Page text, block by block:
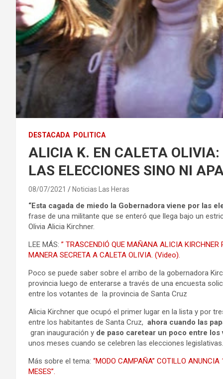
DESTACADA POLITICA
ALICIA K. EN CALETA OLIVIA:
LAS ELECCIONES SINO NI
08/07/2021 Noticias Las Heras
“Esta cagada de miedo la Gobernadora viene por las
frase de una militante que se enteró que llega bajo un
Olivia Alicia Kirchner.
LEE MÁS: ” TRASCENDIÓ QUE MAÑANA ALICIA KIRCHNER
MANERA SECRETA A CALETA OLIVIA. (Video).
Poco se puede saber sobre el arribo de la gobernadora
provincia luego de enterarse a través de una encuesta
entre los votantes de la provincia de Santa Cruz
Alicia Kirchner que ocupó el primer lugar en la lista y por
entre los habitantes de Santa Cruz, ahora cuando las
gran inauguración y de paso caretear un poco entre
unos meses cuando se celebren las elecciones legislativas.
Más sobre el tema: “MODO CAMPAÑA” COTILLO
MESES”.